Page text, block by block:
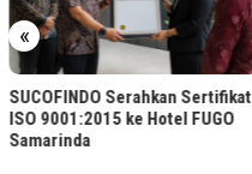
«
SUCOFINDO Serahkan Sertifikat
ISO 9001:2015 ke Hotel FUGO
Samarinda